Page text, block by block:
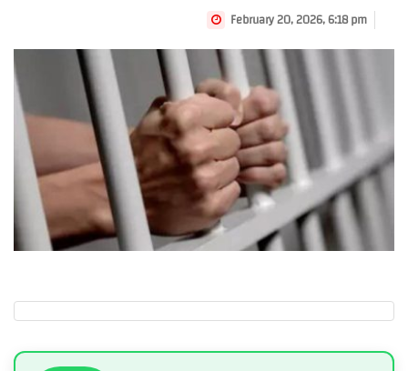
February 20, 2026, 6:18 pm